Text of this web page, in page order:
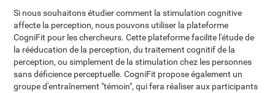
Si nous souhaitons étudier comment la stimulation cognitive
affecte la perception, nous pouvons utiliser la plateforme
CogniFit pour les chercheurs. Cette plateforme facilite l'étude de
la rééducation de la perception, du traitement cognitif de la
perception, ou simplement de la stimulation chez les personnes
sans déficience perceptuelle. CogniFit propose également un
groupe d'entraînement "témoin", qui fera réaliser aux participants